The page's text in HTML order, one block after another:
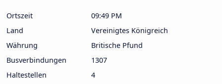
Ortszeit
09:49 PM
Land
Vereinigtes Königreich
Währung
Britische Pfund
Busverbindungen
1307
Haltestellen
4